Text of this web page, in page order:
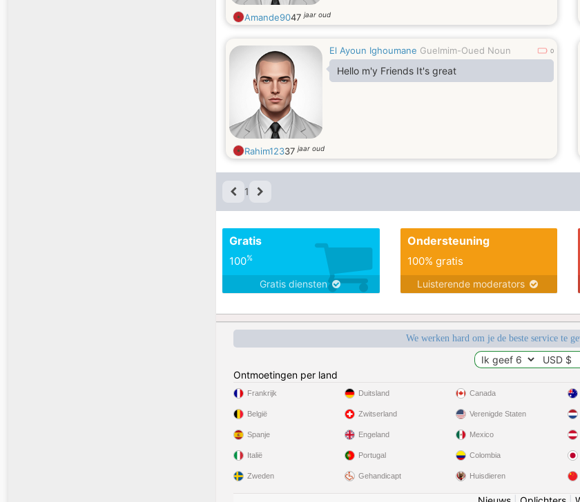
Amande9047jaar oud
El Ayoun Ighoumane Guelmim-Oued Noun 0
Hello m'y Friends It's great
Rahim12337jaar oud
1
Gratis
100%
Gratis diensten
Ondersteuning
100% gratis
Luisterende moderators
We werken hard om je de beste service te
Ontmoetingen per land
Frankrijk
België
Spanje
Italië
Zweden
Duitsland
Zwitserland
Engeland
Portugal
Gehandicapt
Canada
Verenigde Staten
Mexico
Colombia
Huisdieren